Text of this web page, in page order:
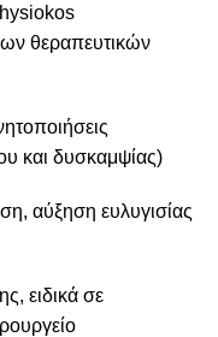
θεραπευτικών
και δυσκαμψίας)
αύξηση ευλυγισίας
ειδικά σε